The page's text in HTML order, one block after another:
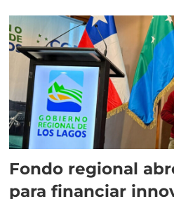
Fondo regional
para financiar